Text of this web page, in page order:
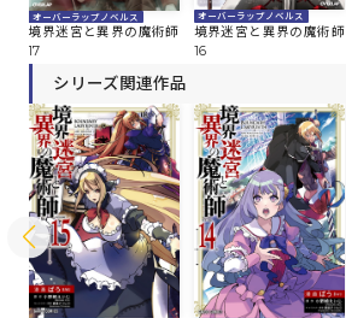
オーバーラップノベルス
境界迷宮と異界の魔術師
17
オーバーラップノベルス
境界迷宮と異界の魔術師
16
シリーズ関連作品